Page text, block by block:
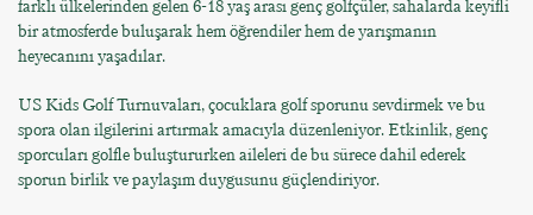
farklı ülkelerinden gelen 6-18 yaş arası genç golfçüler, sahalarda keyifli
bir atmosferde buluşarak hem öğrendiler hem de yarışmanın
heyecanını yaşadılar.
US Kids Golf Turnuvaları, çocuklara golf sporunu sevdirmek ve bu
spora olan ilgilerini artırmak amacıyla düzenleniyor. Etkinlik, genç
sporcuları golfle buluştururken aileleri de bu sürece dahil ederek
sporun birlik ve paylaşım duygusunu güçlendiriyor.